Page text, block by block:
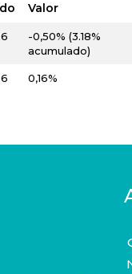
Valor
-0,50% (3.18%
acumulado)
0,16%